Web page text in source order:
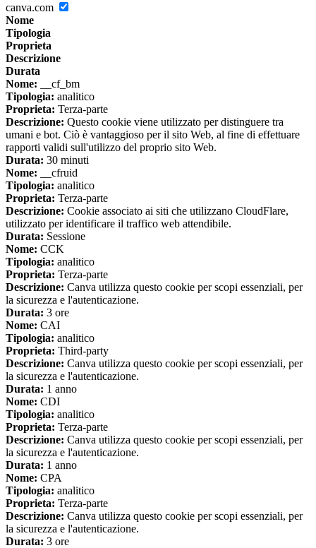
canva.com
Nome
Tipologia
Proprieta
Descrizione
Durata
Nome: __cf_bm
Tipologia: analitico
Proprieta: Terza-parte
Descrizione: Questo cookie viene utilizzato per distinguere tra
umani e bot. Ciò è vantaggioso per il sito Web, al fine di effettuare
rapporti validi sull'utilizzo del proprio sito Web.
Durata: 30 minuti
Nome: __cfruid
Tipologia: analitico
Proprieta: Terza-parte
Descrizione: Cookie associato ai siti che utilizzano CloudFlare,
utilizzato per identificare il traffico web attendibile.
Durata: Sessione
Nome: CCK
Tipologia: analitico
Proprieta: Terza-parte
Descrizione: Canva utilizza questo cookie per scopi essenziali, per
la sicurezza e l'autenticazione.
Durata: 3 ore
Nome: CAI
Tipologia: analitico
Proprieta: Third-party
Descrizione: Canva utilizza questo cookie per scopi essenziali, per
la sicurezza e l'autenticazione.
Durata: 1 anno
Nome: CDI
Tipologia: analitico
Proprieta: Terza-parte
Descrizione: Canva utilizza questo cookie per scopi essenziali, per
la sicurezza e l'autenticazione.
Durata: 1 anno
Nome: CPA
Tipologia: analitico
Proprieta: Terza-parte
Descrizione: Canva utilizza questo cookie per scopi essenziali, per
la sicurezza e l'autenticazione.
Durata: 3 ore